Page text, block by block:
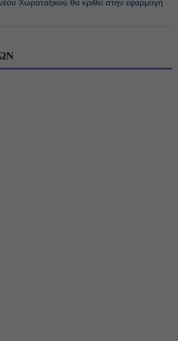
Χωροταξικού θα κριθεί στην εφαρμογή